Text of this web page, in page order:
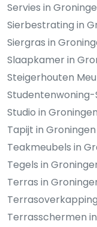
Servies in
Sierbestrating in
Siergras in
Slaapkamer in
Steigerhouten
Studio in Groningen
Tapijt in Groningen
Teakmeubels in
Tegels in
Terras in
Terrasschermen